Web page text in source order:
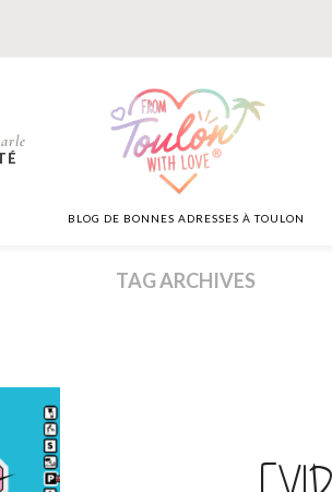
BLOG DE BONNES ADRESSES À TOULON
TAG ARCHIVES